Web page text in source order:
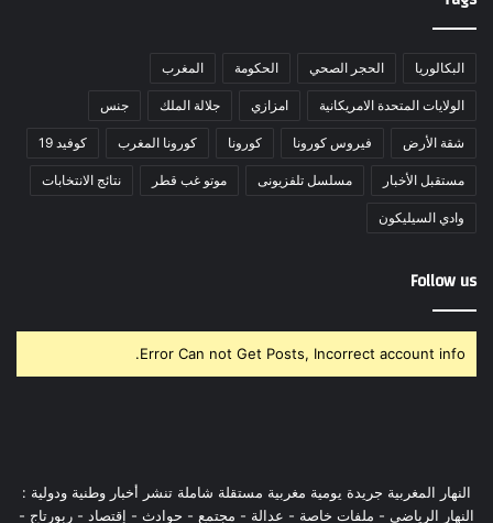
البكالوريا الحجر الصحي الحكومة المغرب
الولايات المتحدة الامريكانية امزازي جلالة الملك جنس
شقة الأرض فيروس كورونا كورونا كورونا المغرب كوفيد 19
مستقبل الأخبار مسلسل تلفزيونى موتو غب قطر نتائج الانتخابات
وادي السيليكون
Follow us
Error Can not Get Posts, Incorrect account info.
النهار المغربية جريدة يومية مغربية مستقلة شاملة تنشر أخبار وطنية ودولية :
النهار الرياضي - ملفات خاصة - عدالة - مجتمع - حوادث - إقتصاد - ربورتاج -